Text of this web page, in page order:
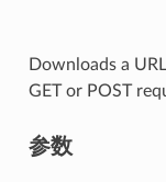
Downloads a
GET or POST
参数